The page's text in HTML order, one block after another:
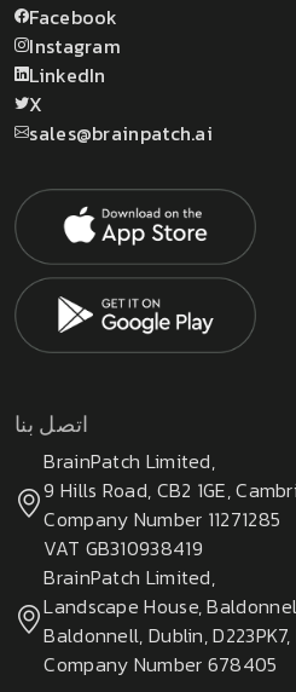
Facebook
Instagram
LinkedIn
X
sales@brainpatch.ai
اتصل بنا
BrainPatch Limited,
9 Hills Road, CB2 1GE,
Company Number 11271285
VAT GB310938419
BrainPatch Limited,
Landscape House,
Baldonnell, Dublin,
Company Number 678405